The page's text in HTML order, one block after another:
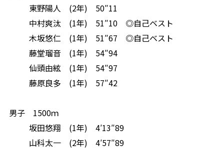
東野陽人 (2年)
50″11
中村爽汰 (1年) 51″10◎自己ベスト
木坂悠仁 (1年) 51″67 ◎自己ベスト
藤堂瑠音 (1年)
54″94
仙頭由絃 (1年)
54″97
藤原良多 (1年) 57″42
男子 1500ｍ
坂田悠翔 (1年)
4′13″89
山科太一 (2年) 4′57″89